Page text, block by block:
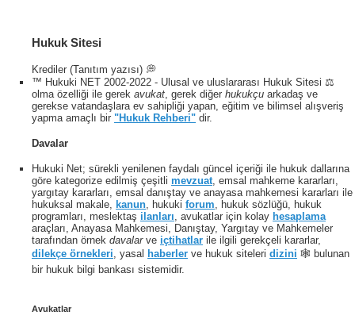
Hukuk Sitesi
Krediler (Tanıtım yazısı) 💭
™ Hukuki NET 2002-2022 - Ulusal ve uluslararası Hukuk Sitesi ⚖️
olma özelliği ile gerek avukat , gerek diğer hukukçu arkadaş ve
gerekse vatandaşlara ev sahipliği yapan, eğitim ve bilimsel alışveriş
yapma amaçlı bir "Hukuk Rehberi" dir.
Davalar
Hukuki Net; sürekli yenilenen faydalı güncel içeriği ile hukuk dallarına
göre kategorize edilmiş çeşitli mevzuat, emsal mahkeme kararları,
yargıtay kararları, emsal danıştay ve anayasa mahkemesi kararları ile
hukuksal makale, kanun, hukuki forum, hukuk sözlüğü, hukuk
programları, meslektaş ilanları, avukatlar için kolay hesaplama
araçları, Anayasa Mahkemesi, Danıştay, Yargıtay ve Mahkemeler
tarafından örnek davalarve içtihatlar ile ilgili gerekçeli kararlar,
dilekçe örnekleri, yasal haberler ve hukuk siteleri dizini 🕸 bulunan
bir hukuk bilgi bankası sistemidir.
Avukatlar